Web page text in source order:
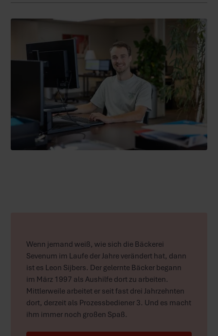
Wenn jemand weiß, wie sich die Bäckerei
Sevenum im Laufe der Jahre verändert hat, dann
ist es Leon Sijbers. Der gelernte Bäcker begann
im März 1997 als Aushilfe dort zu arbeiten.
Mittlerweile arbeitet er seit fast drei Jahrzehnten
dort, derzeit als Prozessbediener 3. Und es macht
ihm immer noch großen Spaß.